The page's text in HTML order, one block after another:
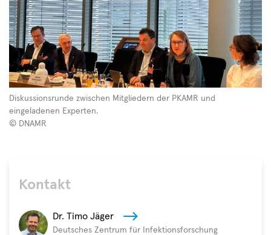
Diskussionsrunde
zwischen
Mitgliedern
eingeladenen
DNAMR
Diskussionsrunde zwischen Mitgliedern der PKAMR und
eingeladenen Experten.
© DNAMR
Kontakt
Dr. Timo Jäger
Deutsches Zentrum für Infektionsforschung